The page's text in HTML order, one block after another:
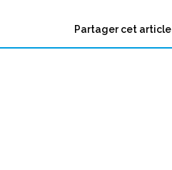
Partager cet article